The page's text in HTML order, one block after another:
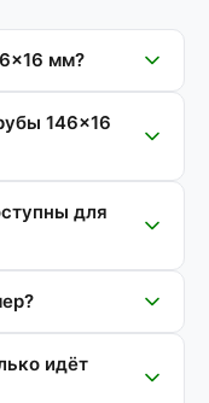
мм?
146×16
для
идёт